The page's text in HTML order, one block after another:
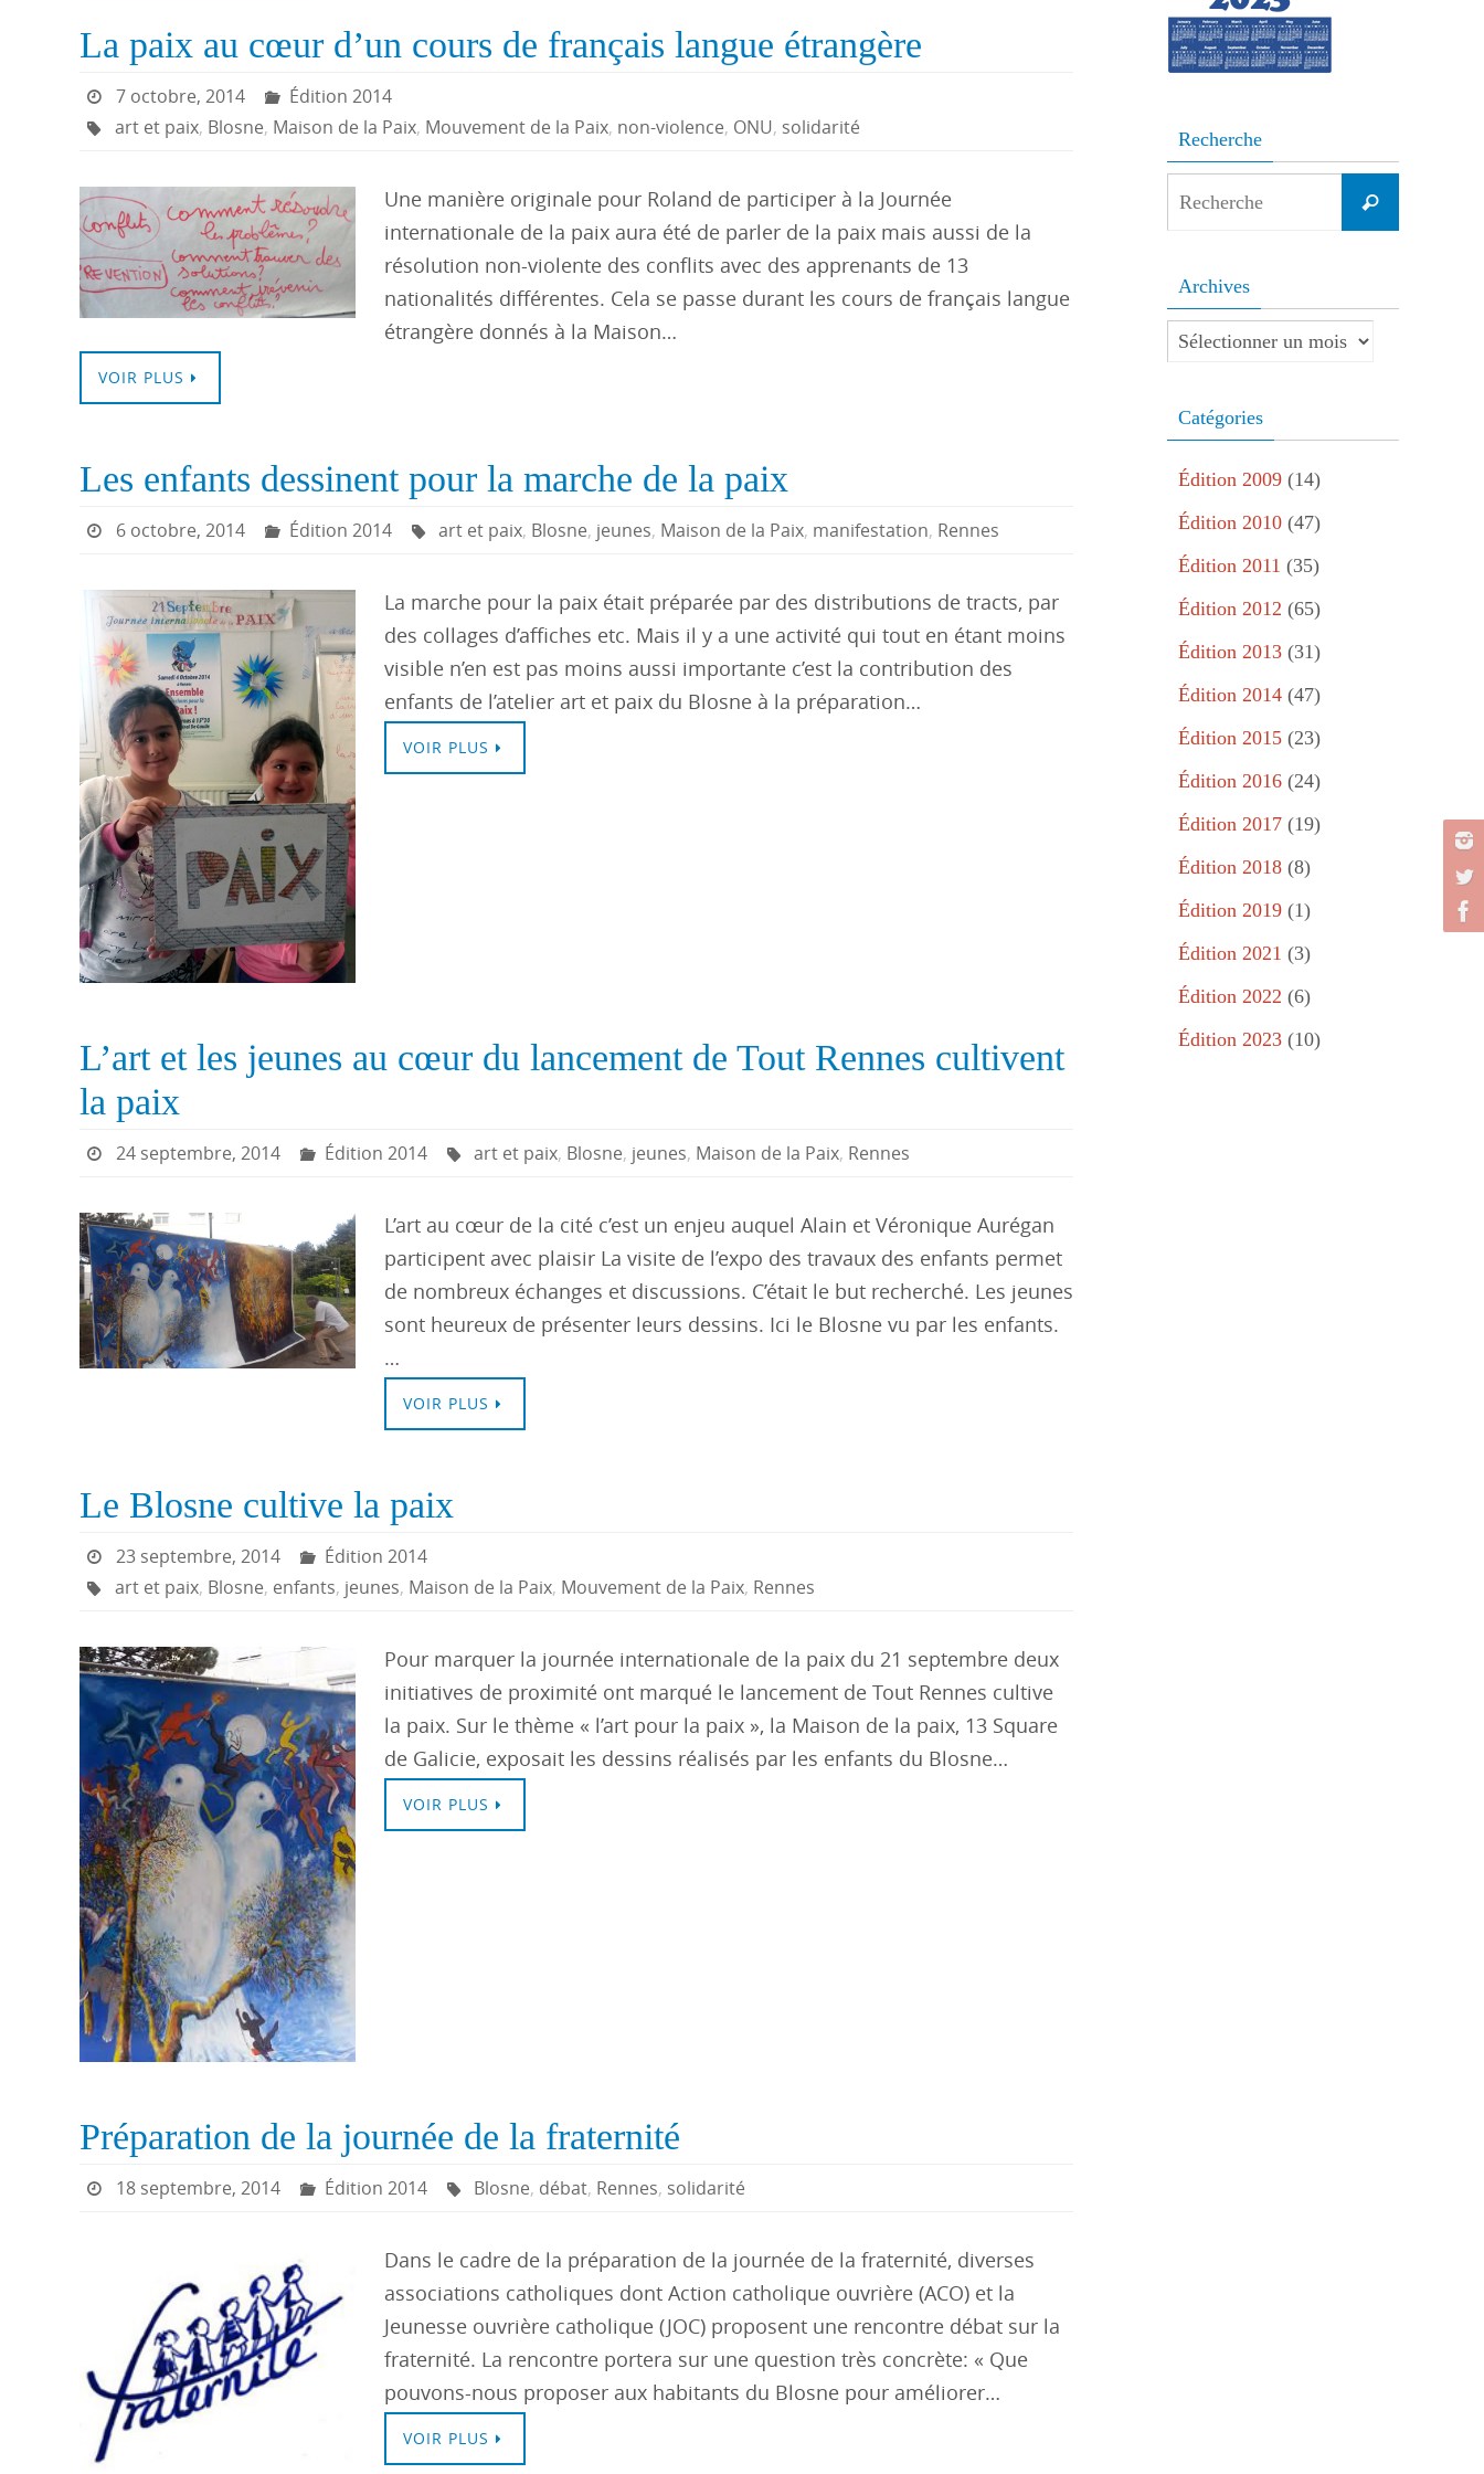
La paix au cœur d’un cours de français langue étrangère
7 octobre, 2014
Édition 2014
art et paix, Blosne, Maison de la Paix, Mouvement de la Paix, non-violence, ONU, solidarité
Une manière originale pour Roland de participer à la Journée
internationale de la paix aura été de parler de la paix mais aussi de la
résolution non-violente des conflits avec des apprenants de 13
nationalités différentes. Cela se passe durant les cours de français langue
étrangère donnés à la Maison…
VOIR PLUS
Les enfants dessinent pour la marche de la paix
6 octobre, 2014 Édition 2014 art et paix, Blosne, jeunes, Maison de la Paix, manifestation, Rennes
La marche pour la paix était préparée par des distributions de tracts, par
des collages d’affiches etc. Mais il y a une activité qui tout en étant moins
visible n’en est pas moins aussi importante c’est la contribution des
enfants de l’atelier art et paix du Blosne à la préparation…
VOIR PLUS
L’art et les jeunes au cœur du lancement de Tout Rennes cultivent
la paix
24 septembre, 2014 Édition 2014 art et paix, Blosne, jeunes, Maison de la Paix, Rennes
L’art au cœur de la cité c’est un enjeu auquel Alain et Véronique Aurégan
participent avec plaisir La visite de l’expo des travaux des enfants permet
de nombreux échanges et discussions. C’était le but recherché. Les jeunes
sont heureux de présenter leurs dessins. Ici le Blosne vu par les enfants.
…
VOIR PLUS
Le Blosne cultive la paix
23 septembre, 2014
Édition 2014
art et paix, Blosne, enfants, jeunes, Maison de la Paix, Mouvement de la Paix, Rennes
Pour marquer la journée internationale de la paix du 21 septembre deux
initiatives de proximité ont marqué le lancement de Tout Rennes cultive
la paix. Sur le thème « l’art pour la paix », la Maison de la paix, 13 Square
de Galicie, exposait les dessins réalisés par les enfants du Blosne…
VOIR PLUS
Préparation de la journée de la fraternité
18 septembre, 2014 Édition 2014 Blosne, débat, Rennes, solidarité
Dans le cadre de la préparation de la journée de la fraternité, diverses
associations catholiques dont Action catholique ouvrière (ACO) et la
Jeunesse ouvrière catholique (JOC) proposent une rencontre débat sur la
fraternité. La rencontre portera sur une question très concrète: « Que
pouvons-nous proposer aux habitants du Blosne pour améliorer…
VOIR PLUS
Recherche
Recherche
Archives
Archives
Catégories
Édition 2009 (14)
Édition 2010 (47)
Édition 2011 (35)
Édition 2012 (65)
Édition 2013 (31)
Édition 2014 (47)
Édition 2015 (23)
Édition 2016 (24)
Édition 2017 (19)
Édition 2018 (8)
Édition 2019 (1)
Édition 2021 (3)
Édition 2022 (6)
Édition 2023 (10)